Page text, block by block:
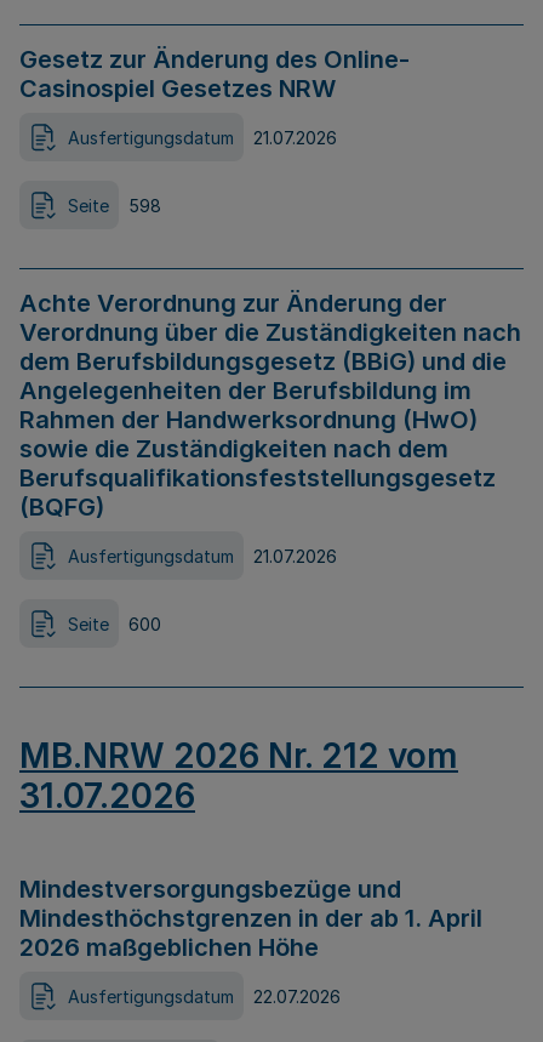
Gesetz zur Änderung des Online-
Casinospiel Gesetzes NRW
Ausfertigungsdatum 21.07.2026
Seite 598
Achte Verordnung zur Änderung der
Verordnung über die Zuständigkeiten nach
dem Berufsbildungsgesetz (BBiG) und die
Angelegenheiten der Berufsbildung im
Rahmen der Handwerksordnung (HwO)
sowie die Zuständigkeiten nach dem
Berufsqualifikationsfeststellungsgesetz
(BQFG)
Ausfertigungsdatum 21.07.2026
Seite 600
MB.NRW 2026 Nr. 212 vom
31.07.2026
Mindestversorgungsbezüge und
Mindesthöchstgrenzen in der ab 1. April
2026 maßgeblichen Höhe
Ausfertigungsdatum 22.07.2026